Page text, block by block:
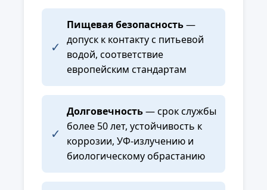
✓
Пищевая безопасность—
допуск к контакту с питьевой
водой, соответствие
европейским стандартам
✓
Долговечность— срок службы
более 50 лет, устойчивость к
коррозии, УФ-излучению и
биологическому обрастанию